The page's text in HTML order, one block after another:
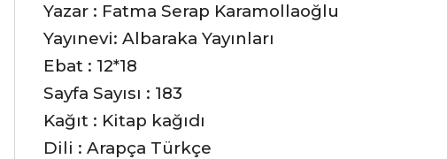
Yazar : Fatma Serap Karamollaoğlu
Yayınevi: Albaraka Yayınları
Ebat : 12*18
Sayfa Sayısı : 183
Kağıt : Kitap kağıdı
Dili : Arapça Türkçe